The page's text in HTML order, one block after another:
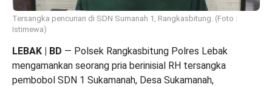
Tersangka pencurian di SDN Sumanah 1, Rangkasbitung. (Foto :
Istimewa)
LEBAK | BD — Polsek Rangkasbitung Polres Lebak
mengamankan seorang pria berinisial RH tersangka
pembobol SDN 1 Sukamanah, Desa Sukamanah,